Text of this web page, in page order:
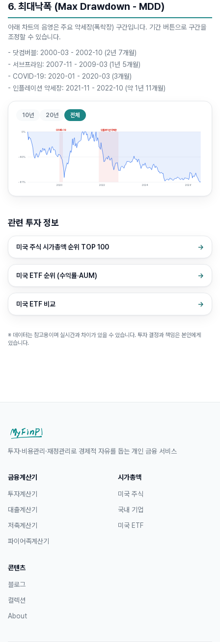
6. 최대낙폭 (Max Drawdown - MDD)
아래 차트의 음영은 주요 약세장(폭락장) 구간입니다. 기간 버튼으로 구간을
조정할 수 있습니다.
- 닷컴버블: 2000-03 - 2002-10 (2년 7개월)
- 서브프라임: 2007-11 - 2009-03 (1년 5개월)
- COVID-19: 2020-01 - 2020-03 (3개월)
- 인플레이션 약세장: 2021-11 - 2022-10 (약 1년 11개월)
10년 20년 전체
COVID-19 인플레이션 약세장
0%
-40%
-81%
2020 2022 2024 2026
관련 투자 정보
미국 주식 시가총액 순위 TOP 100 →
미국 ETF 순위 (수익률·AUM) →
미국 ETF 비교 →
※ 데이터는 참고용이며 실시간과 차이가 있을 수 있습니다. 투자 결정과 책임은 본인에게
있습니다.
투자·비용관리·재정관리로 경제적 자유를 돕는 개인 금융 서비스
금융계산기
투자계산기
대출계산기
저축계산기
파이어족계산기
시가총액
미국 주식
국내 기업
미국 ETF
콘텐츠
블로그
컬렉션
About